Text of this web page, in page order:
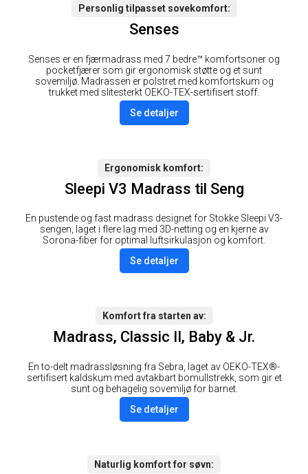
Personlig tilpasset sovekomfort
Senses
Senses er en fjærmadrass med 7 bedre™ komfortsoner og
pocketfjærer som gir ergonomisk støtte og et sunt
sovemiljø. Madrassen er polstret med komfortskum og
trukket med slitesterkt OEKO-TEX-sertifisert stoff.
Se detaljer
Ergonomisk komfort
Sleepi V3 Madrass til Seng
En pustende og fast madrass designet for Stokke Sleepi V3-
sengen, laget i flere lag med 3D-netting og en kjerne av
Sorona-fiber for optimal luftsirkulasjon og komfort.
Se detaljer
Komfort fra starten av
Madrass, Classic II, Baby & Jr.
En to-delt madrassløsning fra Sebra, laget av OEKO-TEX®-
sertifisert kaldskum med avtakbart bomullstrekk, som gir et
sunt og behagelig sovemiljø for barnet.
Se detaljer
Naturlig komfort for søvn